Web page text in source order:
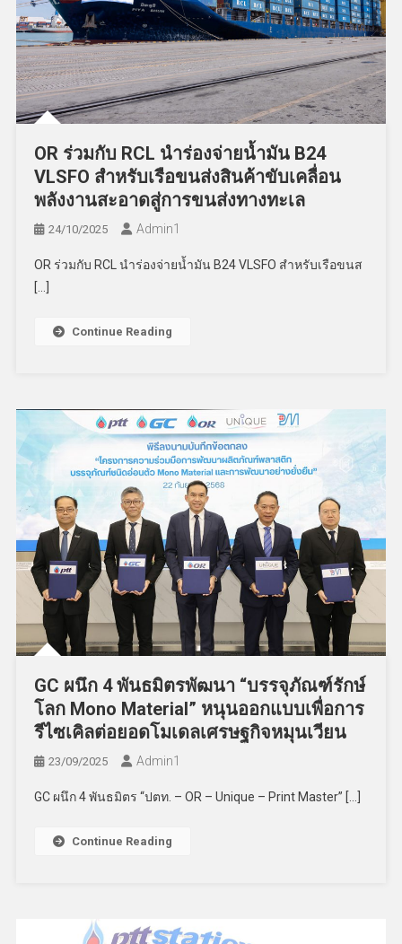
OR ร่วมกับ RCL นำร่องจ่ายน้ำมัน B24
VLSFO สำหรับเรือขนส่งสินค้าขับเคลื่อน
พลังงานสะอาดสู่การขนส่งทางทะเล
24/10/2025 Admin​1
OR ร่วมกับ RCL นำร่องจ่ายน้ำมัน B24 VLSFO สำหรับเรือขนส
[…]
Continue Reading
GC ผนึก 4 พันธมิตรพัฒนา “บรรจุภัณฑ์รักษ์
โลก Mono Material” หนุนออกแบบเพื่อการ
รีไซเคิลต่อยอดโมเดลเศรษฐกิจหมุนเวียน
23/09/2025 Admin​1
GC ผนึก 4 พันธมิตร “ปตท. – OR – Unique – Print Master” […]
Continue Reading